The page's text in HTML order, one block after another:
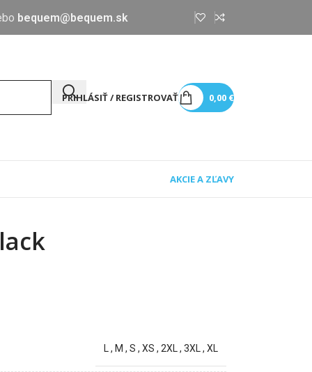
bequem@bequem.sk
PRIHLÁSIŤ / REGISTROVAŤ 0,00 €
AKCIE A ZĽAVY
L , M , S , XS , 2XL , 3XL , XL